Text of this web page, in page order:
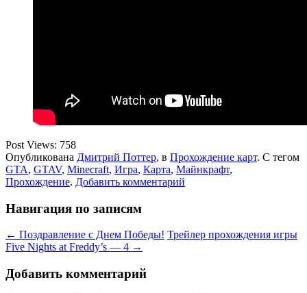
Post Views: 758
Опубликована Дмитрий Поттер, в Прохождение карт. С тегом
GTA, GTAV, Minecraft, Игра, Карта, Майнкрафт,
Прохождение. Добавить комментарий
Навигация по записям
← Поздравление с Днем Победы! Трейлер прохождения игры
Five Nights at Freddy’s — 4 →
Добавить комментарий